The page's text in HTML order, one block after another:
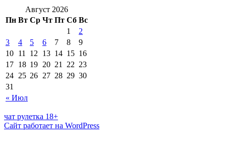
Август 2026
Пн Вт Ср Чт Пт Сб Вс
« Июл
1
2
3
4 5 6 7 8
9
10 11 12 13 14 15 16
17 18 19 20 21 22 23
24 25 26 27 28 29 30
31
чат рулетка 18+
Сайт работает на WordPress